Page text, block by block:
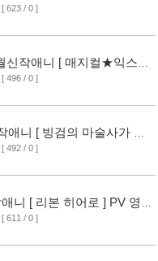
[ 623 / 0 ]
신작애니 [ 매지컬★익스플
[11]
[ 496 / 0 ]
애니 [ 빙검의 마술사가 세
PV 영상 공개
[ 492 / 0 ]
니 [ 리본 히어로 ] PV 영
[ 611 / 0 ]